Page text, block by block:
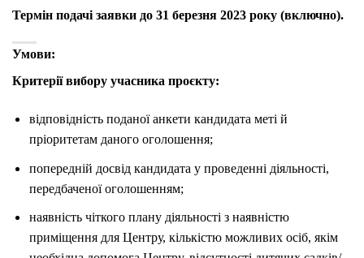
Термін подачі заявки до 31 березня 2023 року (включно).
Умови:
Критерії вибору учасника проєкту:
відповідність поданої анкети кандидата меті й
пріоритетам даного оголошення;
попередній досвід кандидата у проведенні діяльності,
передбаченої оголошенням;
наявність чіткого плану діяльності з наявністю
приміщення для Центру, кількістю можливих осіб, якім